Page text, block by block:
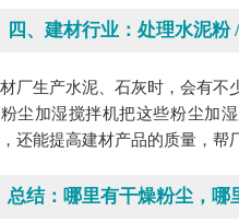
四、建材行业：处理水泥
厂生产水泥、石灰时，会有不
尘加湿搅拌机把这些粉尘加
还能提高建材产品的质量，帮
总结：哪里有干燥粉尘，哪